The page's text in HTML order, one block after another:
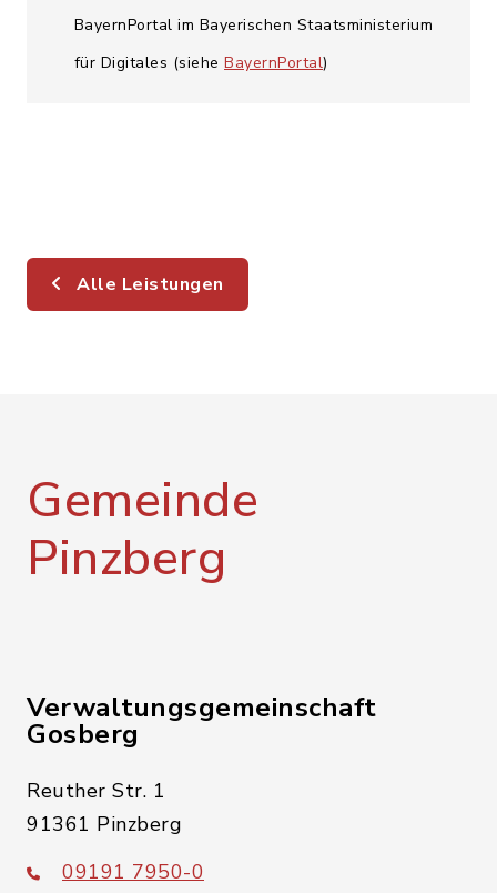
BayernPortal im Bayerischen Staatsministerium
für Digitales (siehe BayernPortal)
Alle Leistungen
Gemeinde
Pinzberg
Verwaltungsgemeinschaft
Gosberg
Reuther Str. 1
91361 Pinzberg
09191 7950-0